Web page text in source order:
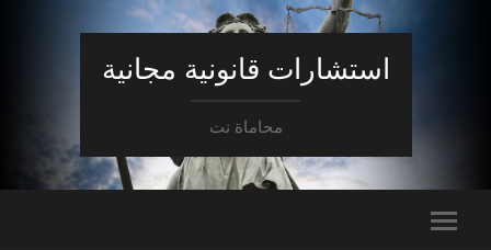
استشارات قانونية مجانية
محاماة نت